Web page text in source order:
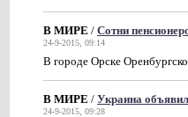
В МИРЕ / Сотни
24-9-2015, 09:14
В городе Орске
В МИРЕ / Украина
24-9-2015, 09:28